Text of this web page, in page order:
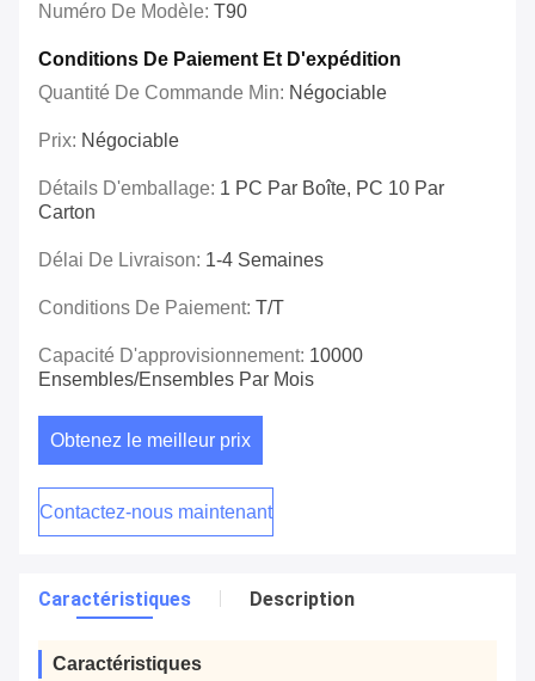
Numéro De Modèle: T90
Conditions De Paiement Et D'expédition
Quantité De Commande Min: Négociable
Prix: Négociable
Détails D'emballage: 1 PC Par Boîte, PC 10 Par
Carton
Délai De Livraison: 1-4 Semaines
Conditions De Paiement: T/T
Capacité D'approvisionnement: 10000
Ensembles/ensembles Par Mois
Obtenez le meilleur prix
Contactez-nous maintenant
Caractéristiques Description
Caractéristiques